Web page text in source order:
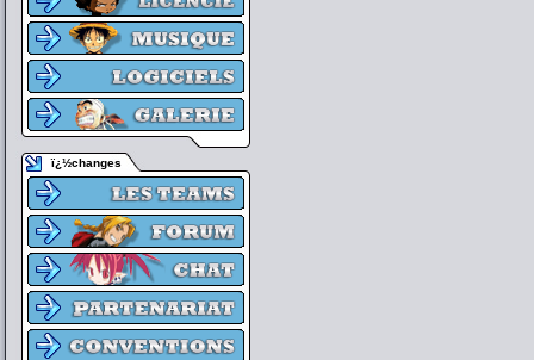
ï¿½changes